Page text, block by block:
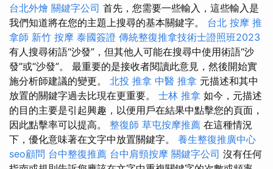
台北外燴 關鍵字公司 首先，您需要一些輸入，這些輸入是
我們知道將在您的主題上搜尋的基本關鍵字。 台北 按摩 推
拿師 新竹 按摩 泰國簽證 傳統整復推拿技術士證照班2023
有人搜尋術語“沙發”，但其他人可能在搜尋中使用術語“沙
發”或“沙發”。 最重要的是接收者閱讀此意見，然後開始實
施分析師建議的變更。 北投 推拿 中醫 推拿 元描述和其中
放置的關鍵字過去比現在更重要。 士林 推拿 如今，元描述
的目的主要是引起興趣，以便用戶在結果中點擊您的頁面，
因此點擊率可以提高。 整復師 草屯按摩推薦 在這種情況
下，優化意味著在文字中放置關鍵字。 養生整復推廣中心
seo顧問 台中整復推薦 台中肩頸按摩 關鍵字公司 沒有任何